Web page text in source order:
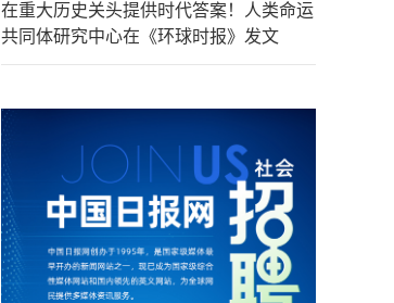
在重大历史关头提供时代答案！人类命运
共同体研究中心在《环球时报》发文